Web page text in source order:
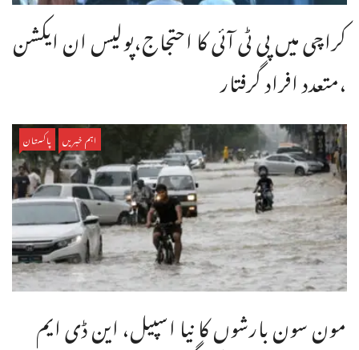
کراچی میں پی ٹی آئی کا احتجاج،پولیس ان ایکشن
،متعدد افراد گرفتار
اہم خبریں پاکستان
مون سون بارشوں کا نیا اسپیل، این ڈی ایم